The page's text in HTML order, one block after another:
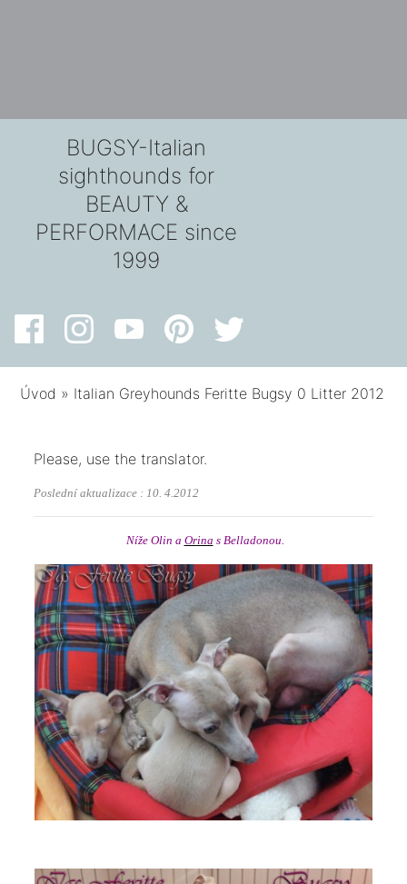
BUGSY-Italian
sighthounds for
BEAUTY &
PERFORMACE since
1999
Úvod » Italian Greyhounds Feritte Bugsy 0 Litter 2012
Please, use the translator.
Poslední aktualizace : 10. 4.2012
Níže Olin a Orina s Belladonou.